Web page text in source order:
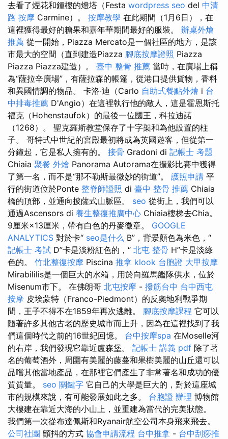
去看了煙花和鍾樓的燈塔（Festa wordpress seo del 中清
路 按摩 Carmine）。 按摩教學 在此期間（1月6日），在
這裡獲得最好的糖果和嘉年華期間最好的服裝。 辦桌外燴
推薦 從一開始，Piazza Mercato是一個社區的地方，是該
市最大的空間（直到建造Piazza 腳底按摩證照 Piazza
Piazza Piazza建造）。 臺中 整骨 推薦 當時，在廣場上稱
為“薩拉辛廣場”，有薩拉森的帳篷，從港口提供貨物，香料
和異國情調的物品。 卡洛·迪（Carlo 自助式餐點外燴 i 台
中排毒推薦 D'Angio）在這裡執行他的敵人，這是霍恩斯托
福克（Hohenstaufok）的最後一位國王，科拉迪諾
（1268）。 聖克羅斯教堂保存了十字架和為他設置的柱
子。 哥特式中世紀的宮殿最初將成為英國遊客，但從第一
分鐘起，它是私人擁有的。 接骨 Gradoni di 記帳士 考題
Chiaia 聚餐 外燴 Panorama Autorama在攝影比賽中獲得
了第一名，而不是“那不勒斯最微妙的街道”。 護照申請 平
行的街道位於Ponte 整脊師證照 di 臺中 整骨 推薦 Chiaia
橋的頂部，並通向披薩式山脈區。 seo 從街上，我們可以
通過Ascensors di 養生整復推廣中心 Chiaia樓梯去Chia。
9厘米×13厘米，帶有白色的丹麥徽章。 GOOGLE
ANALYTICS 對於卡“ seo是什么 B”，背景顏色為米色，“
記帳士 考試 D”卡是淡粉紅色的，“ 北屯 整骨 H”卡是淡綠
色的。 竹北整復按摩 Piscina 推拿 klook 台胞證 大甲按摩
Mirabililis是一個巨大的水箱，用於向羅馬艦隊供水，位於
Misenum市下。 在佛朗哥 北屯按摩 - 撥筋台中 台中西屯
按摩 皮埃蒙特（Franco-Piedmont）的反奧地利戰爭期
間，王子不得不在1859年再次逃離。 腳底按摩課程 它可以
隨著許多其他古老的歷史城市而上升，因為在這裡找到了我
們這個時代之前的16世紀回憶。 台中按摩spa 在Moselle河
的右岸，我們發現它靠近盧森堡。 記帳士 講義 pdf 除了著
名的葡萄酒外，周圍有美麗的藤蔓和果樹美麗的山丘還可以
品嚐其他當地產品，在那裡它們產生了非常著名和成功的優
質質量。 seo 關鍵字 它自己的大學是巨大的，對於這座城
市的規模來說，有可能發展如此之多。 台胞證 辦理 博物館
大樓建在靠近大海的小山上，並重建為當代的完美狀態。
我們第一次從布達佩斯和Ryanair航空公司本身飛來飛去。
公司社團 顫抖的方式 協會申請流程 台中推拿 - 台中刮痧推